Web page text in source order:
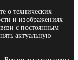
о технических
и изображениях
с постоянным
актуальную